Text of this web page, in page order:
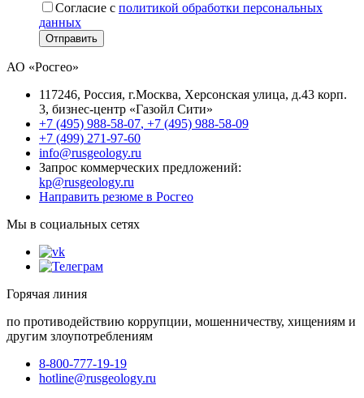
Согласие с политикой обработки персональных
данных
Отправить
АО «Росгео»
117246, Россия, г.Москва, Херсонская улица, д.43 корп.
3, бизнес-центр «Газойл Сити»
+7 (495) 988-58-07, +7 (495) 988-58-09
+7 (499) 271-97-60
info@rusgeology.ru
Запрос коммерческих предложений:
kp@rusgeology.ru
Направить резюме в Росгео
Мы в социальных сетях
Горячая линия
по противодействию коррупции, мошенничеству, хищениям и
другим злоупотреблениям
8-800-777-19-19
hotline@rusgeology.ru